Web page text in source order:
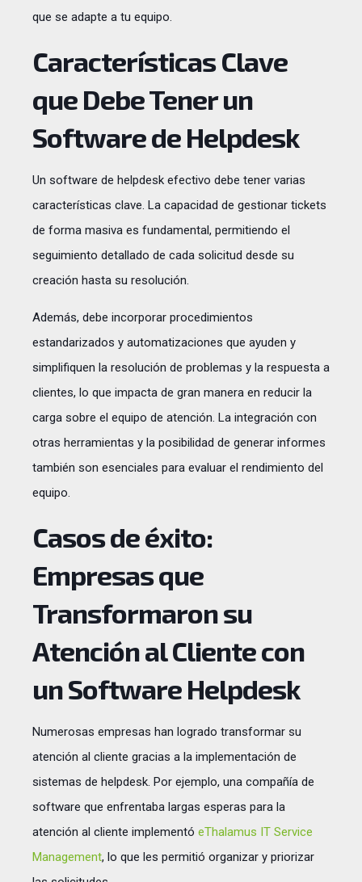
que se adapte a tu equipo.
Características Clave
que Debe Tener un
Software de Helpdesk
Un software de helpdesk efectivo debe tener varias
características clave. La capacidad de gestionar tickets
de forma masiva es fundamental, permitiendo el
seguimiento detallado de cada solicitud desde su
creación hasta su resolución.
Además, debe incorporar procedimientos
estandarizados y automatizaciones que ayuden y
simplifiquen la resolución de problemas y la respuesta a
clientes, lo que impacta de gran manera en reducir la
carga sobre el equipo de atención. La integración con
otras herramientas y la posibilidad de generar informes
también son esenciales para evaluar el rendimiento del
equipo.
Casos de éxito:
Empresas que
Transformaron su
Atención al Cliente con
un Software Helpdesk
Numerosas empresas han logrado transformar su
atención al cliente gracias a la implementación de
sistemas de helpdesk. Por ejemplo, una compañía de
software que enfrentaba largas esperas para la
atención al cliente implementó eThalamus IT Service
Management, lo que les permitió organizar y priorizar